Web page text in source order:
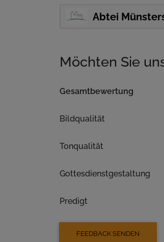
Abtei
Möchten Sie
Gesamtbewertung
Bildqualität
Tonqualität
Gottesdienstgestaltung
Predigt